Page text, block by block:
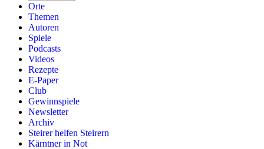
Orte
Themen
Autoren
Spiele
Podcasts
Videos
Rezepte
E-Paper
Club
Gewinnspiele
Newsletter
Archiv
Steirer helfen Steirern
Kärntner in Not